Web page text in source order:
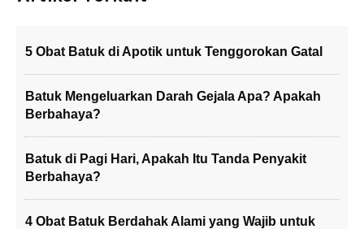
5 Obat Batuk di Apotik untuk Tenggorokan Gatal
Batuk Mengeluarkan Darah Gejala Apa? Apakah
Berbahaya?
Batuk di Pagi Hari, Apakah Itu Tanda Penyakit
Berbahaya?
4 Obat Batuk Berdahak Alami yang Wajib untuk